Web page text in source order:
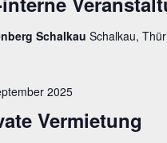
Schalkau Schalkau,
Vermietung
2025